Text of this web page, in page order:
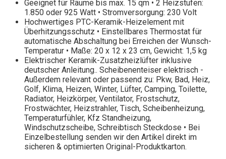
Geeignet für Räume bis max. 15 qm • 2 Heizstufen:
1.850 oder 925 Watt • Stromversorgung: 230 Volt
Hochwertiges PTC-Keramik-Heizelement mit
Überhitzungsschutz • Einstellbares Thermostat für
automatische Abschaltung bei Erreichen der Wunsch-
Temperatur • Maße: 20 x 12 x 23 cm, Gewicht: 1,5 kg
Elektrischer Keramik-Zusatzheizlüfter inklusive
deutscher Anleitung.. Scheibenenteiser elektrisch -
Außerdem relevant oder passend zu: Pkw, Bad, Heiz,
Golf, Klima, Heizen, Winter, Lüfter, Camping, Toilette,
Radiator, Heizkörper, Ventilator, Frostschutz,
Frostwächter, Heizstrahler, Tisch, Scheibenheizung,
Temperaturfühler, Kfz Standheizung,
Windschutzscheibe, Schreibtisch Steckdose • Bei
Einzelbestellung senden wir den Artikel direkt im
sicheren & optimierten Original-Produktkarton.